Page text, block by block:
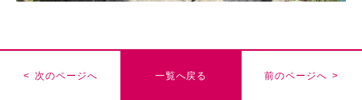
< 次のページへ 一覧へ戻る 前のページへ >